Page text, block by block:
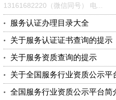
13161682220（微信同号） 电...
服务认证办理目录大全
关于服务认证证书查询的提示
关于服务资质查询的提示
关于全国服务行业资质公示平
全国服务行业资质公示平台简